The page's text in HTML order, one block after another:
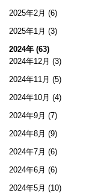
2025年2月 (6)
2025年1月 (3)
2024年 (63)
2024年12月 (3)
2024年11月 (5)
2024年10月 (4)
2024年9月 (7)
2024年8月 (9)
2024年7月 (6)
2024年6月 (6)
2024年5月 (10)